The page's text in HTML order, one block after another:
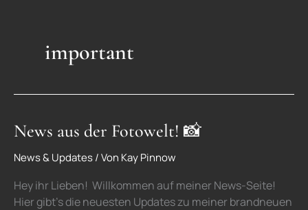
important
News aus der Fotowelt! 📸
News & Updates/ Von Kay Pinnow
Hey ihr Lieben! Willkommen auf meiner News-Seite!
Hier gibt’s die neuesten Updates zu meiner brandneuen
News
der
📸